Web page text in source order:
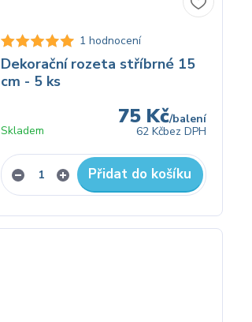
1 hodnocení
Dekorační rozeta stříbrné 15
cm - 5 ks
75 Kč/balení
62 Kčbez DPH
Skladem
Přidat do košíku